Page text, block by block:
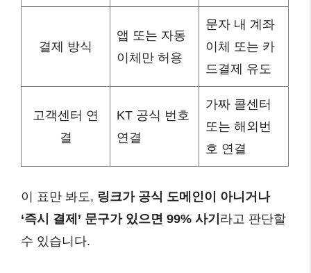
결제 방식
앱 또는 자동
이체만 허용
문자 내 계좌
이체 또는 카
드결제 유도
고객센터 연
결
KT 공식 번호
연결
가짜 콜센터
또는 해외번
호 연결
이 표만 봐도, 링크가 공식 도메인이 아니거나
‘즉시 결제’ 문구가 있으면 99% 사기 라고 판단할
수 있습니다.